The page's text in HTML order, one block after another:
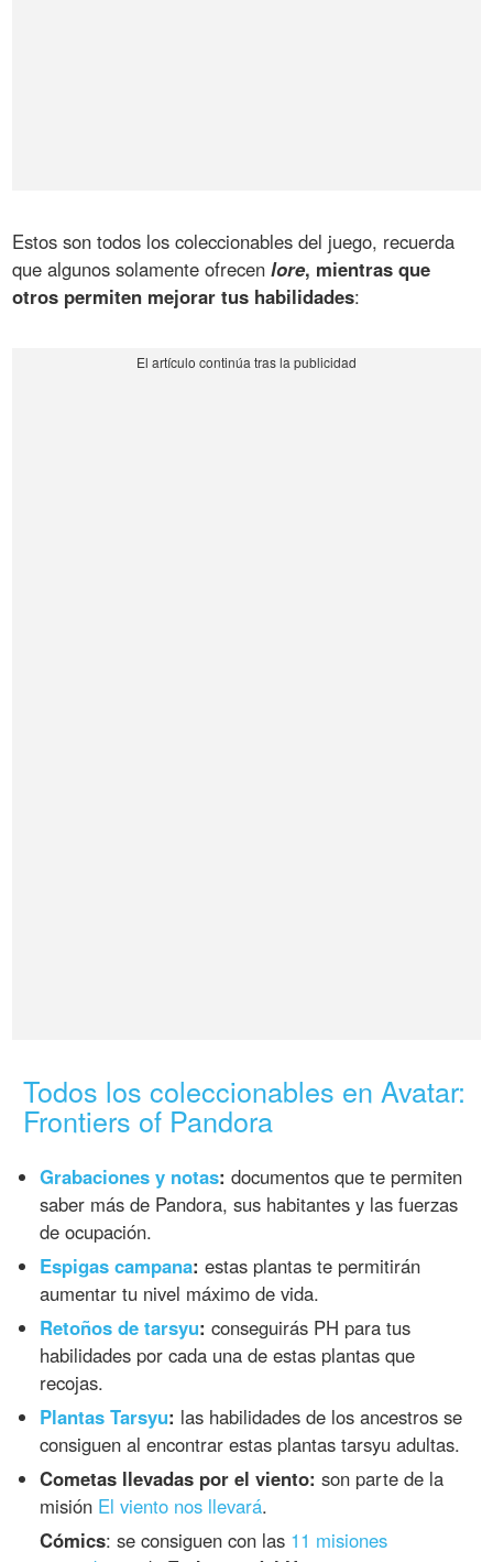
Estos son todos los coleccionables del juego, recuerda
que algunos solamente ofrecenlore, mientras que
otros permiten mejorar tus habilidades:
Todos los coleccionables en Avatar:
Frontiers of Pandora
Grabaciones y notas: documentos que te permiten
saber más de Pandora, sus habitantes y las fuerzas
de ocupación.
Espigas campana: estas plantas te permitirán
aumentar tu nivel máximo de vida.
Retoños de tarsyu: conseguirás PH para tus
habilidades por cada una de estas plantas que
recojas.
Plantas Tarsyu: las habilidades de los ancestros se
consiguen al encontrar estas plantas tarsyu adultas.
Cometas llevadas por el viento: son parte de la
misión El viento nos llevará.
Cómics: se consiguen con las 11 misiones